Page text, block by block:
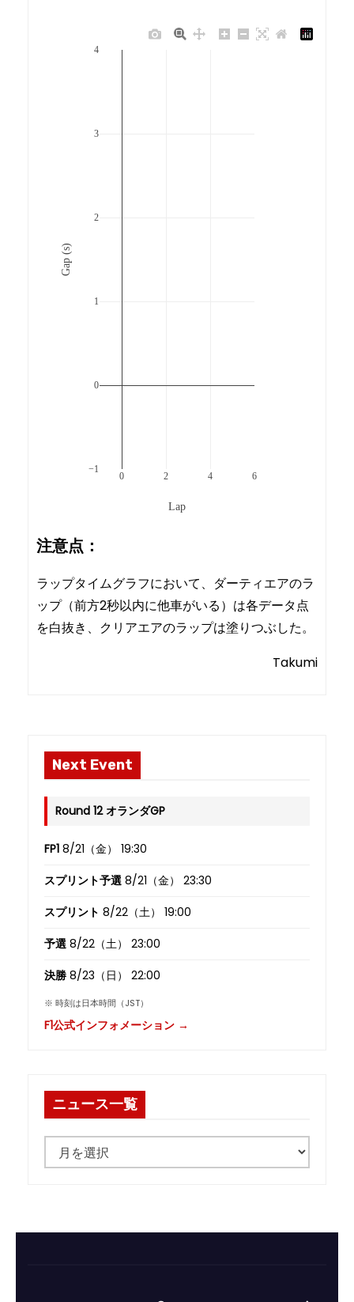
0 2 4 6
−1
0
1
2
3
4
Lap
Gap (s)
注意点：
ラップタイムグラフにおいて、ダーティエアのラ
ップ（前方2秒以内に他車がいる）は各データ点
を白抜き、クリアエアのラップは塗りつぶした。
Takumi
Next Event
Round 12 オランダGP
FP1 8/21（金） 19:30
スプリント予選 8/21（金） 23:30
スプリント 8/22（土） 19:00
予選 8/22（土） 23:00
決勝 8/23（日） 22:00
※ 時刻は日本時間（JST）
F1公式インフォメーション →
ニュース一覧
ュ
一